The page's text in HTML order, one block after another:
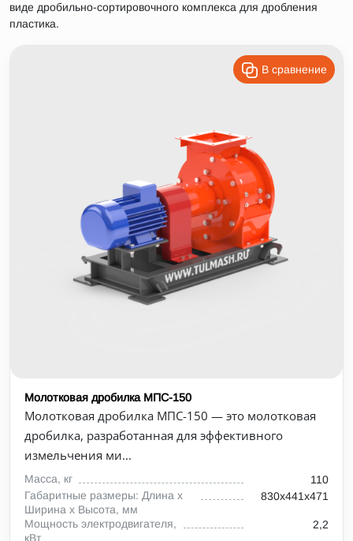
виде дробильно-сортировочного комплекса для дробления
пластика.
В сравнение
Молотковая дробилка МПС-150
Молотковая дробилка МПС-150 — это молотковая
дробилка, разработанная для эффективного
измельчения ми...
Масса, кг
110
Габаритные размеры: Длина х
Ширина х Высота, мм
830х441х471
Мощность электродвигателя,
кВт
2,2